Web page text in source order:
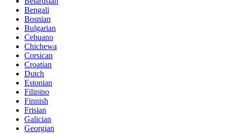
Bengali
Bosnian
Bulgarian
Cebuano
Chichewa
Corsican
Croatian
Dutch
Estonian
Filipino
Finnish
Frisian
Galician
Georgian